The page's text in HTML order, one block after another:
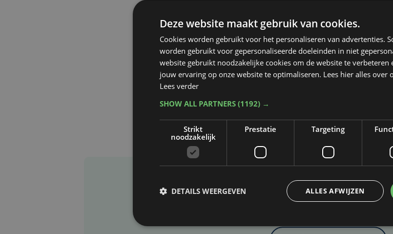
Taalfout opgemerkt?
Deze website maakt gebruik van cookies.
Cookies worden gebruikt voor het personaliseren van advertenties.
worden gebruikt voor gepersonaliseerde doeleinden in niet
website gebruikt noodzakelijke cookies om de website te verbeteren
jouw ervaring op onze website te optimaliseren. Lees hier alles over
Lees verder
SHOW ALL PARTNERS (1192) →
Strikt
noodzakelijk
Prestatie Targeting
ALLES AFWIJZEN
DETAILS WEERGEVEN